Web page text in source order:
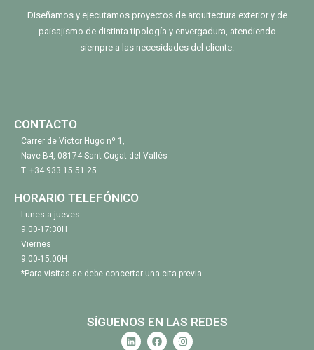
Diseñamos y ejecutamos proyectos de arquitectura exterior y de
paisajismo de distinta tipología y envergadura, atendiendo
siempre a las necesidades del cliente.
CONTACTO
Carrer de Victor Hugo nº 1,
Nave B4, 08174 Sant Cugat del Vallès
T. +34 933 15 51 25
HORARIO TELEFÓNICO
Lunes a jueves
9:00-17:30H
Viernes
9:00-15:00H
*Para visitas se debe concertar una cita previa.
SÍGUENOS EN LAS REDES